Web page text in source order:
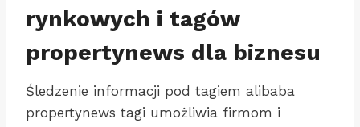
rynkowych i tagów
propertynews dla biznesu
Śledzenie informacji pod tagiem alibaba
propertynews tagi umożliwia firmom i